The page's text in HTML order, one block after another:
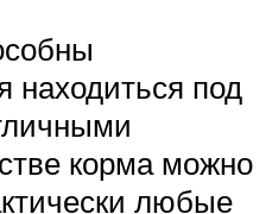
находиться под
корма можно
любые